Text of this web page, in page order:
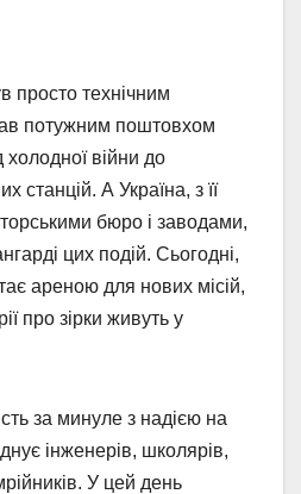
просто технічним
потужним поштовхом
холодної війни до
станцій. А Україна, з її
бюро і заводами,
цих подій. Сьогодні,
ареною для нових місій,
про зірки живуть у
за минуле з надією на
інженерів, школярів,
У цей день